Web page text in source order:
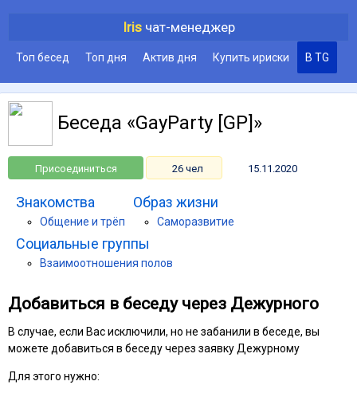
Irisчат-менеджер
Топ бесед Топ дня Актив дня Купить ириски В TG
Беседа «GayParty [GP]»
Присоединиться 26 чел 15.11.2020
Знакомства
Общение и трёп
Образ жизни
Саморазвитие
Социальные группы
Взаимоотношения полов
Добавиться в беседу через Дежурного
В случае, если Вас исключили, но не забанили в беседе, вы
можете добавиться в беседу через заявку Дежурному
Для этого нужно: